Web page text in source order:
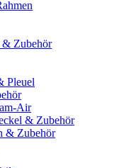
Zubehör
Pleuel
Air
& Zubehör
& Zubehör